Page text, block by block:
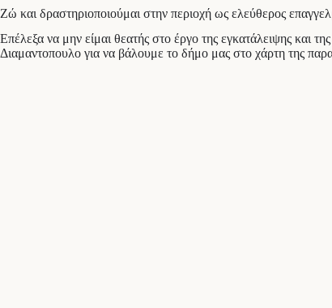
Ζώ και δραστηριοποιούμαι στην περιοχή ως ελεύθερος
Επέλεξα να μην είμαι θεατής στο έργο της εγκατάλειψης και
Διαμαντοπουλο για να βάλουμε το δήμο μας στο χάρτη της